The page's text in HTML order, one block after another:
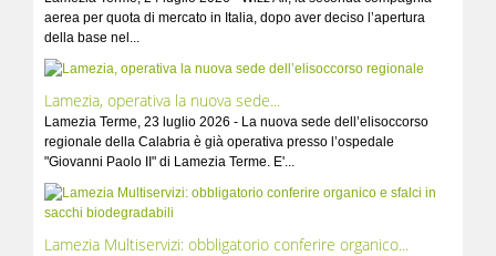
aerea per quota di mercato in Italia, dopo aver deciso l’apertura
della base nel...
Lamezia, operativa la nuova sede...
Lamezia Terme, 23 luglio 2026 - La nuova sede dell’elisoccorso
regionale della Calabria è già operativa presso l’ospedale
"Giovanni Paolo II" di Lamezia Terme. E'...
Lamezia Multiservizi: obbligatorio conferire organico...